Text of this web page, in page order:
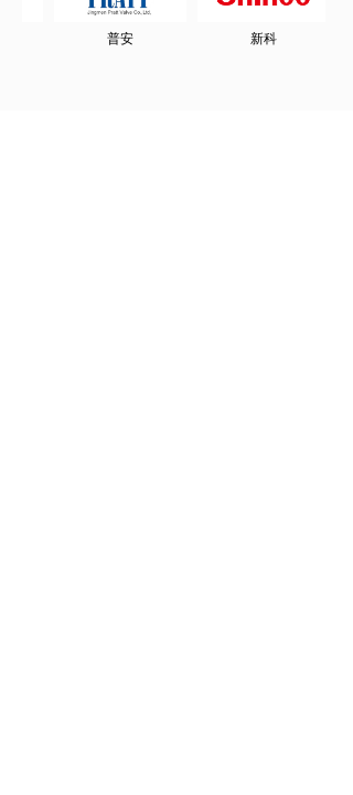
普安 新科